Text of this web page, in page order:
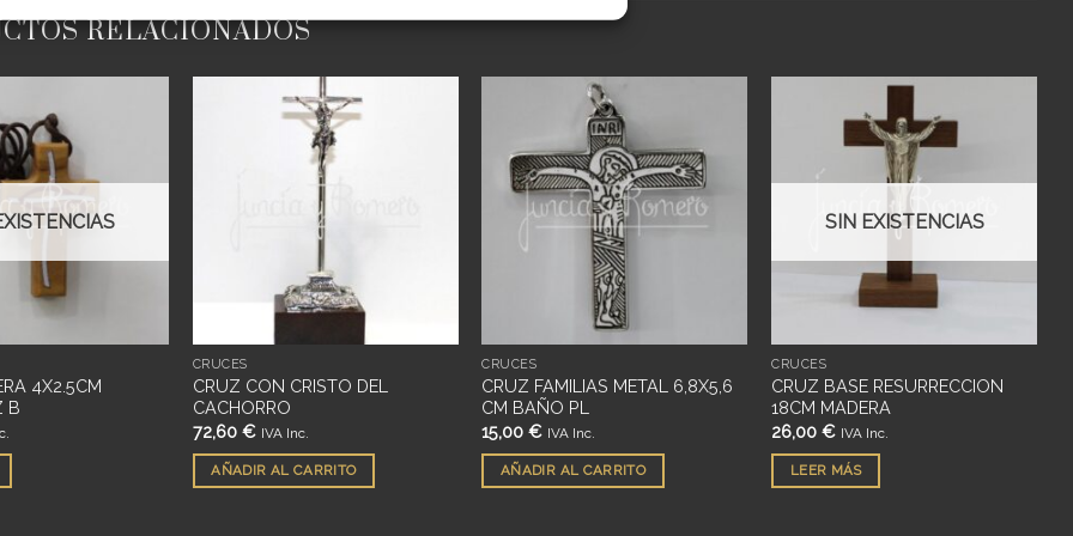
RELACIONADOS
4X2.5CM
B
CRUCES
CRUZ CON CRISTO DEL
CACHORRO
72,60 € IVA Inc.
AÑADIR AL CARRITO
a
deseos
CRUCES
CRUZ FAMILIAS METAL 6,8X5,6
CM BAÑO PL
15,00€ IVA Inc.
AÑADIR AL CARRITO
SIN EXISTENCIAS
CRUCES
CRUZ BASE RESURRECCION
18CM MADERA
26,00€ IVA Inc.
LEER MÁS